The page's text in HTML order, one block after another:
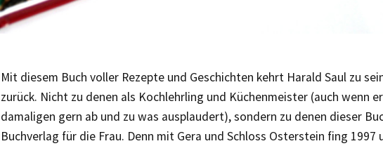
Mit diesem Buch voller Rezepte und Geschichten kehrt Harald Saul zu
zurück. Nicht zu denen als Kochlehrling und Küchenmeister (auch wenn
damaligen gern ab und zu was ausplaudert), sondern zu denen dieser
Buchverlag für die Frau. Denn mit Gera und Schloss Osterstein fing 1997